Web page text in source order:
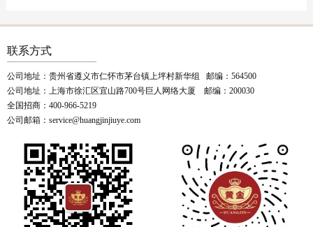
联系方式
公司地址：贵州省遵义市仁怀市茅台镇上坪村新华组 邮编：564500
公司地址：上海市徐汇区宜山路700号巨人网络大厦 邮编：200030
全国招商：400-966-5219
公司邮箱：service@huangjinjiuye.com